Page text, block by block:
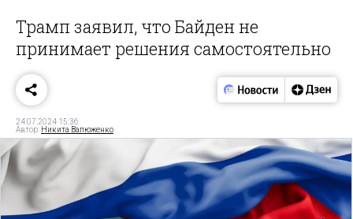
Трамп заявил, что Байден не
принимает решения самостоятельно
24.07.2024 15:36
Автор: Никита Валюженко